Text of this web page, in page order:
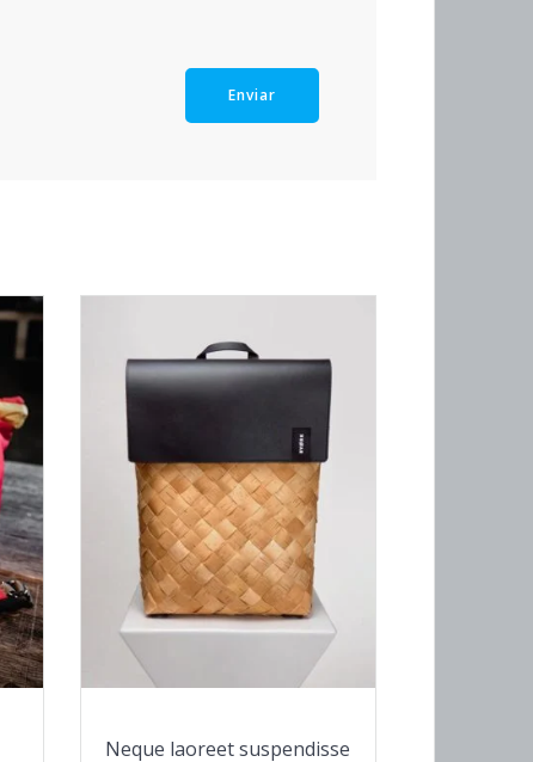
Neque laoreet suspendisse